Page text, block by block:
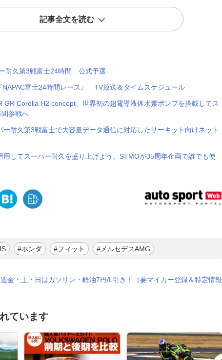
記事全文を読む
耐久第3戦富士24時間 公式予選
NAPAC富士24時間レース』 TV放送＆タイムスケジュール
GR Corolla H2 concept、世界初の超電導液体水素ポンプを搭載してス
参戦へ
ー耐久第3戦富士で大容量データ通信に対応したサーキット向けネット
用してスーパー耐久を盛り上げよう。STMOが35周年企画で誰でも使
#ホンダ #フィット #メルセデスAMG
週金・土・日はガソリン・軽油7円/L引き！（要マイカー登録＆特定情報
ています